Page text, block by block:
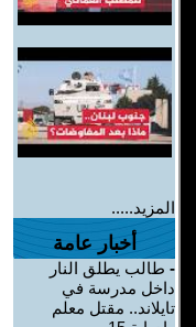
المزيد.....
أخبار عامة
- طالب يطلق النار
داخل مدرسة في
تايلاند.. مقتل معلم